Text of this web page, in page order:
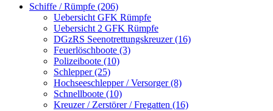
Schiffe / Rümpfe (206)
Uebersicht GFK Rümpfe
Uebersicht 2 GFK Rümpfe
DGzRS Seenotrettungskreuzer (16)
Feuerlöschboote (3)
Polizeiboote (10)
Schlepper (25)
Hochseeschlepper / Versorger (8)
Schnellboote (10)
Kreuzer / Zerstörer / Fregatten (16)